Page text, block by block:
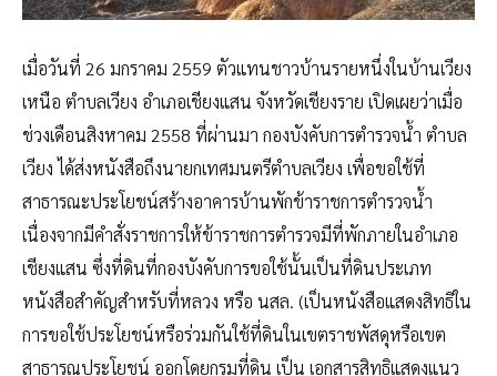
เมื่อวันที่ 26 มกราคม 2559 ตัวแทนชาวบ้านรายหนึ่งในบ้านเวียง
เหนือ ตำบลเวียง อำเภอเชียงแสน จังหวัดเชียงราย เปิดเผยว่าเมื่อ
ช่วงเดือนสิงหาคม 2558 ที่ผ่านมา กองบังคับการตำรวจน้ำ ตำบล
เวียง ได้ส่งหนังสือถึงนายกเทศมนตรีตำบลเวียง เพื่อขอใช้ที่
สาธารณะประโยชน์สร้างอาคารบ้านพักข้าราชการตำรวจน้ำ
เนื่องจากมีคำสั่งราชการให้ข้าราชการตำรวจมีที่พักภายในอำเภอ
เชียงแสน ซึ่งที่ดินที่กองบังคับการขอใช้นั้นเป็นที่ดินประเภท
หนังสือสำคัญสำหรับที่หลวง หรือ นสล. (เป็นหนังสือแสดงสิทธิใน
การขอใช้ประโยชน์หรือร่วมกันใช้ที่ดินในเขตราชพัสดุหรือเขต
สาธารณประโยชน์ ออกโดยกรมที่ดิน เป็น เอกสารสิทธิแสดงแนว